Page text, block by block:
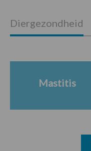
Diergezondheid
Mastitis